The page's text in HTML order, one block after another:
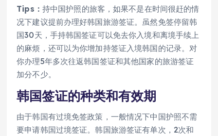
Tips： 持中国护照的旅客，如果不是在时间很赶的情
况下建议提前办理好韩国旅游签证。虽然免签停留韩
国30天，手持韩国签证可以免去你入境和离境手续上
的麻烦，还可以为你增加持签证入境韩国的记录。对
你办理5年多次往返韩国签证和其他国家的旅游签证
加分不少。
韩国签证的种类和有效期
由于韩国有过境免签政策，一般情况下中国护照不需
要申请韩国过境签证。韩国旅游签证有单次，2次和